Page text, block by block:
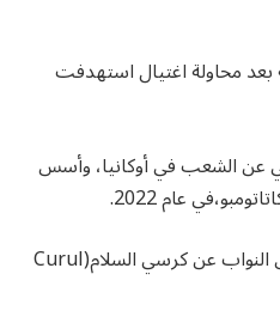
بعد محاولة اغتيال استهدفت
الشعب في أوكانيا، وأسس
عام 2022.
وبالتالي انتخب نائبا في مجلس النواب عن كرسي السلام(Curul